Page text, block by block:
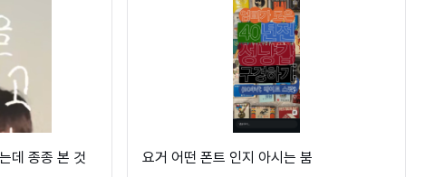
데 종종 본 것
요거 어떤 폰트 인지 아시는 붐